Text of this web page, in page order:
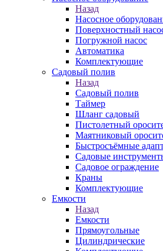
Назад
Насосное
Поверхностный
Погружной насос
Автоматика
Комплектующие
Садовый полив
Назад
Садовый полив
Таймер
Шланг садовый
Пистолетный
Маятниковый
Быстросъёмные
Садовые
Садовое ограждение
Краны
Комплектующие
Емкости
Назад
Емкости
Прямоугольные
Цилиндрические